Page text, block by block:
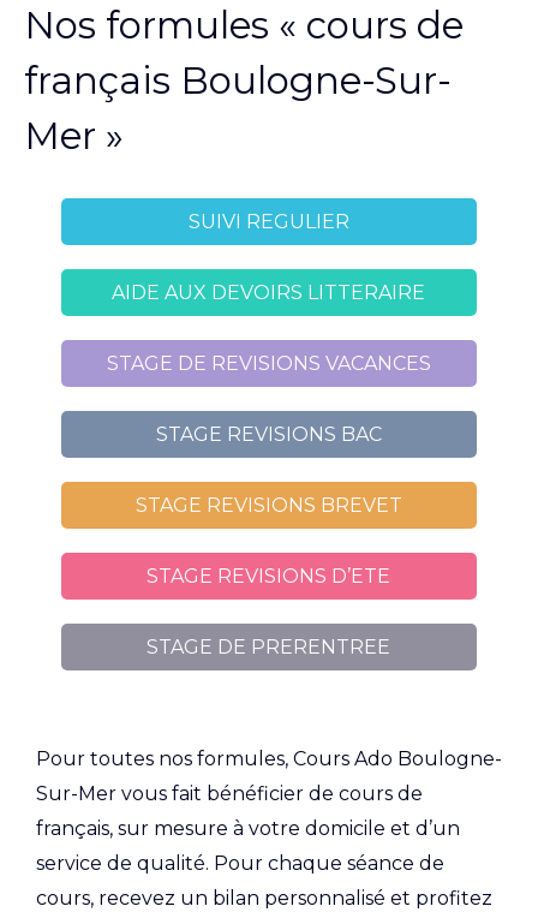
Nos formules « cours de
français Boulogne-Sur-
Mer »
SUIVI REGULIER
AIDE AUX DEVOIRS LITTERAIRE
STAGE DE REVISIONS VACANCES
STAGE REVISIONS BAC
STAGE REVISIONS BREVET
STAGE REVISIONS D’ETE
STAGE DE PRERENTREE
Pour toutes nos formules, Cours Ado Boulogne-
Sur-Mer vous fait bénéficier de cours de
français, sur mesure à votre domicile et d’un
service de qualité. Pour chaque séance de
cours, recevez un bilan personnalisé et profitez